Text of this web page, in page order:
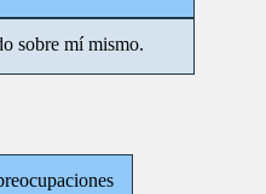
sobre mí mismo.